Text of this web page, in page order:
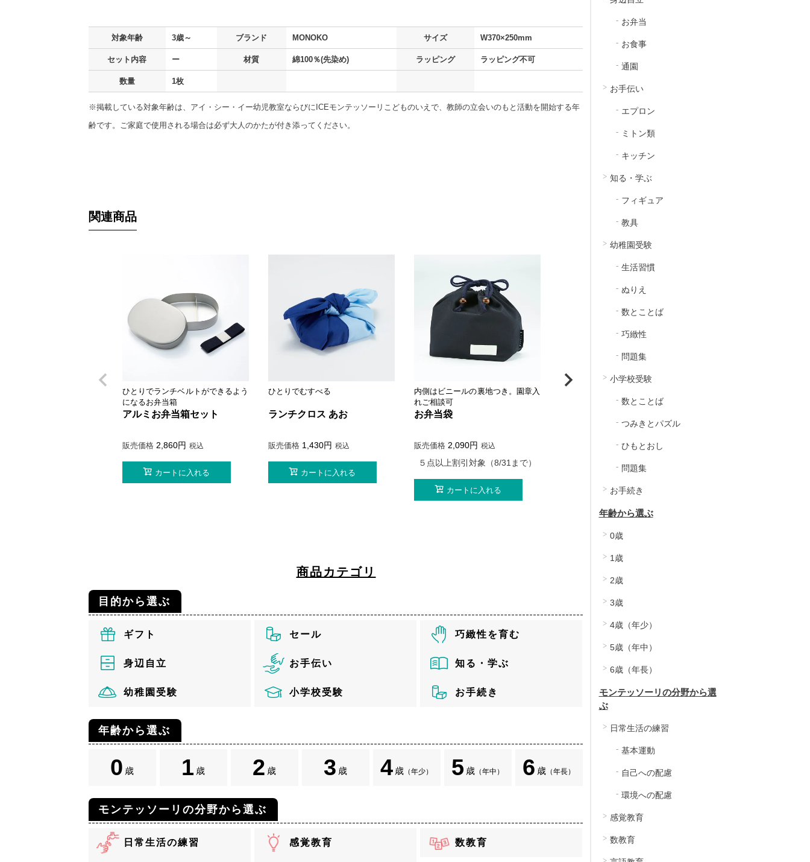
対象年齢 3歳～ ブランド MONOKO サイズ W370×250mm
セット内容 ー 材質 綿100％(先染め) ラッピング ラッピング不可
数量 1枚
※掲載している対象年齢は、アイ・シー・イー幼児教室ならびにICEモンテッソーリこどものいえで、教師の立会いのもと活動を開始する年
齢です。ご家庭で使用される場合は必ず大人のかたが付き添ってください。
関連商品
ひとりでランチベルトができるよう
になるお弁当箱
アルミお弁当箱セット
販売価格 2,860 税込
カートに入れる
ひとりでむすべる
ランチクロス あお
販売価格 1,430 税込
カートに入れる
内側はビニールの裏地つき。園章入
れご相談可
お弁当袋
販売価格 2,090 税込
５点以上割引対象（8/31まで）
カートに入れる
商品カテゴリ
目的から選ぶ
ギフト セール 巧緻性を育む
身辺自立 お手伝い 知る・学ぶ
幼稚園受験 小学校受験 お手続き
年齢から選ぶ
0 歳 1 歳 2 歳 3 歳 4 歳 （年少） 5 歳 （年中） 6 歳 （年長）
モンテッソーリの分野から選ぶ
日常生活の練習 感覚教育 数教育
お弁当
お食事
通園
お手伝い
エプロン
ミトン類
キッチン
知る・学ぶ
フィギュア
教具
幼稚園受験
生活習慣
ぬりえ
数とことば
巧緻性
問題集
小学校受験
数とことば
つみきとパズル
ひもとおし
問題集
お手続き
年齢から選ぶ
0歳
1歳
2歳
3歳
4歳（年少）
5歳（年中）
6歳（年長）
モンテッソーリの分野から選
ぶ
日常生活の練習
基本運動
自己への配慮
環境への配慮
感覚教育
数教育